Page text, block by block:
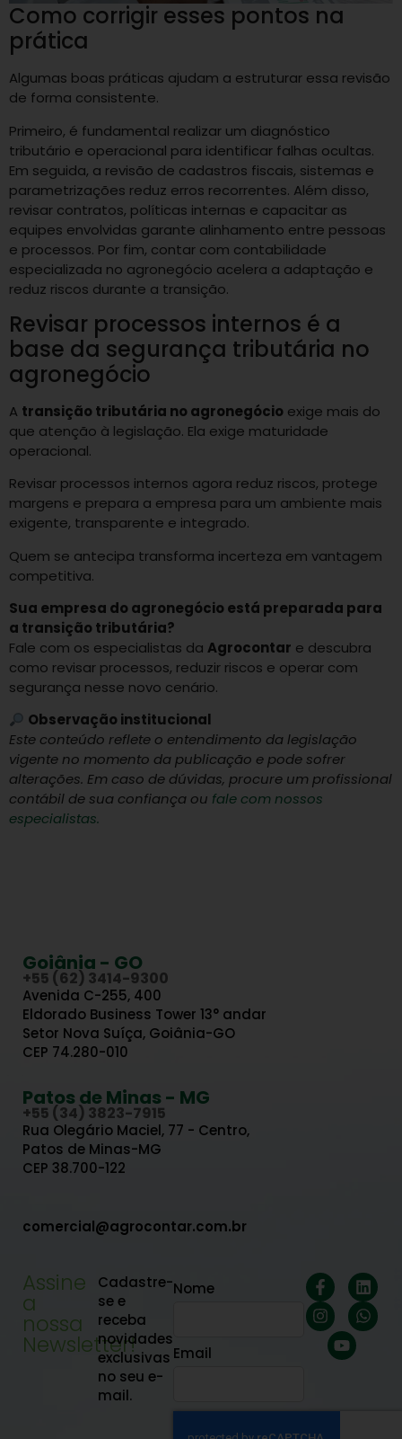
Como corrigir esses pontos na
prática
Algumas boas práticas ajudam a estruturar essa revisão
de forma consistente.
Primeiro, é fundamental realizar um diagnóstico
tributário e operacional para identificar falhas ocultas.
Em seguida, a revisão de cadastros fiscais, sistemas e
parametrizações reduz erros recorrentes. Além disso,
revisar contratos, políticas internas e capacitar as
equipes envolvidas garante alinhamento entre pessoas
e processos. Por fim, contar com contabilidade
especializada no agronegócio acelera a adaptação e
reduz riscos durante a transição.
Revisar processos internos é a
base da segurança tributária no
agronegócio
A transição tributária no agronegócio exige mais do
que atenção à legislação. Ela exige maturidade
operacional.
Revisar processos internos agora reduz riscos, protege
margens e prepara a empresa para um ambiente mais
exigente, transparente e integrado.
Quem se antecipa transforma incerteza em vantagem
competitiva.
Sua empresa do agronegócio está preparada para
a transição tributária?
Fale com os especialistas da Agrocontar e descubra
como revisar processos, reduzir riscos e operar com
segurança nesse novo cenário.
Observação institucional
Este conteúdo reflete o entendimento da legislação
vigente no momento da publicação e pode sofrer
alterações. Em caso de dúvidas, procure um profissional
contábil de sua confiança ou fale com nossos
especialistas.
Goiânia - GO
+55 (62) 3414-9300
Avenida C-255, 400
Eldorado Business Tower 13° andar
Setor Nova Suíça, Goiânia-GO
CEP 74.280-010
Patos de Minas - MG
+55 (34) 3823-7915
Rua Olegário Maciel, 77 - Centro,
Patos de Minas-MG
CEP 38.700-122
comercial@agrocontar.com.br
Assine
a
nossa
Newsletter!
Cadastre-
se e
receba
novidades
exclusivas
no seu e-
mail.
Nome
Email